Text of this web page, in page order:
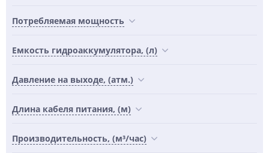
Потребляемая мощность
Емкость гидроаккумулятора, (л)
Давление на выходе, (атм.)
Длина кабеля питания, (м)
Производительность, (м³/час)